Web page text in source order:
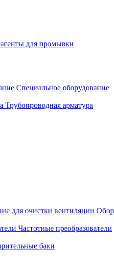
для промывки
Специальное оборудование
Трубопроводная арматура
Частотные преобразователи
баки